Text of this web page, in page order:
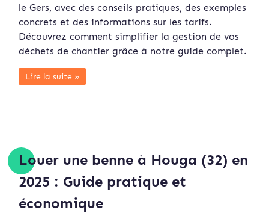
le Gers, avec des conseils pratiques, des exemples
concrets et des informations sur les tarifs.
Découvrez comment simplifier la gestion de vos
déchets de chantier grâce à notre guide complet.
Lire la suite »
Louer une benne à Houga (32) en
2025 : Guide pratique et
économique